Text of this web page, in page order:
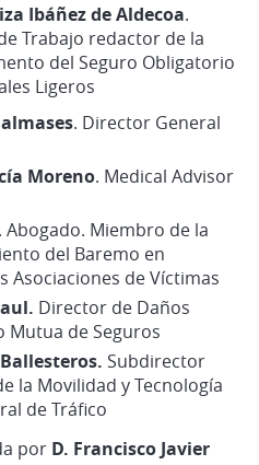
Ibáñez de Aldecoa.
Trabajo redactor de la
del Seguro Obligatorio
Ligeros
. Director General
Moreno. Medical Advisor
. Abogado. Miembro de la
del Baremo en
Asociaciones de Víctimas
Director de Daños
Mutua de Seguros
Subdirector
la Movilidad y Tecnología
de Tráfico
por D. Francisco Javier